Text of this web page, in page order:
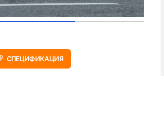
СПЕЦИФИКАЦИЯ